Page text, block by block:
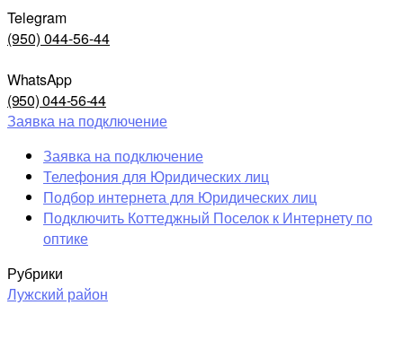
Telegram
(950) 044-56-44
WhatsApp
(950) 044-56-44
Заявка на подключение
Заявка на подключение
Телефония для Юридических лиц
Подбор интернета для Юридических лиц
Подключить Коттеджный Поселок к Интернету по
оптике
Рубрики
Лужский район